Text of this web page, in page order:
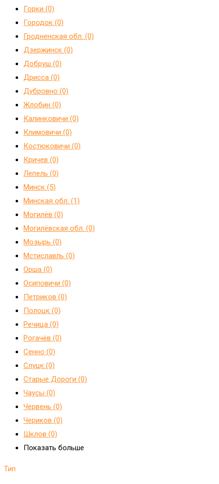
Горки (0)
Городок (0)
Гродненская обл. (0)
Дзержинск (0)
Добруш (0)
Дрисса (0)
Дубровно (0)
Жлобин (0)
Калинковичи (0)
Климовичи (0)
Костюковичи (0)
Кричев (0)
Лепель (0)
Минск (5)
Минская обл. (1)
Могилёв (0)
Могилёвская обл. (0)
Мозырь (0)
Мстиславль (0)
Орша (0)
Осиповичи (0)
Петриков (0)
Полоцк (0)
Речица (0)
Рогачёв (0)
Сенно (0)
Слуцк (0)
Старые Дороги (0)
Чаусы (0)
Червень (0)
Чериков (0)
Шклов (0)
Показать больше
Тип